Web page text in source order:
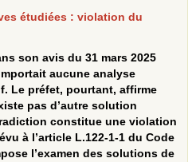
étudiées : violation du
son avis du 31 mars 2025
aucune analyse
Le préfet, pourtant, affirme
pas d’autre solution
constitue une violation
à l’article L.122‑1‑1 du Code
l’examen des solutions de